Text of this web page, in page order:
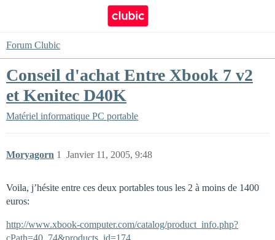
Forum Clubic
Conseil d'achat Entre Xbook 7 v2
et Kenitec D40K
Matériel informatique PC portable
Moryagorn Janvier 11, 2005, 9:48
1
Voila, j’hésite entre ces deux portables tous les 2 à moins de 1400
euros:
http://www.xbook-computer.com/catalog/product_info.php?
cPath=40_74&products_id=174